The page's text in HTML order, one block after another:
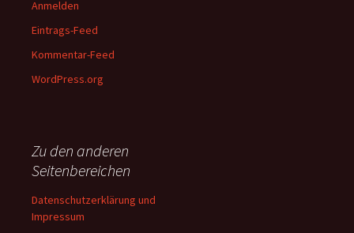
Anmelden
Eintrags-Feed
Kommentar-Feed
WordPress.org
Zu den anderen
Seitenbereichen
Datenschutzerklärung und
Impressum